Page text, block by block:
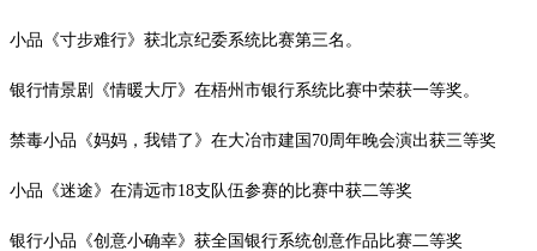
小品《寸步难行》获北京纪委系统比赛第三名。
银行情景剧《情暖大厅》在梧州市银行系统比赛中荣获一等奖。
禁毒小品《妈妈，我错了》在大冶市建国 70周年晚会演出获三等奖
小品《迷途》在清远市18支队伍参赛的比赛中获二等奖
银行小品《创意小确幸》获全国银行系统创意作品比赛二等奖